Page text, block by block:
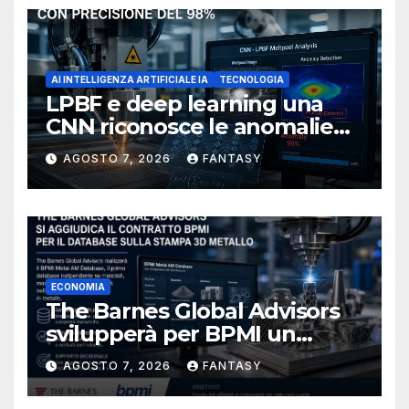
AI INTELLIGENZA ARTIFICIALE IA TECNOLOGIA
LPBF e deep learning una
CNN riconosce le anomalie
del bagno di fusione
AGOSTO 7, 2026 FANTASY
ECONOMIA
The Barnes Global Advisors
svilupperà per BPMI un
database per la stampa 3D
metallica destinata alla filiera
navale statunitense
AGOSTO 7, 2026 FANTASY